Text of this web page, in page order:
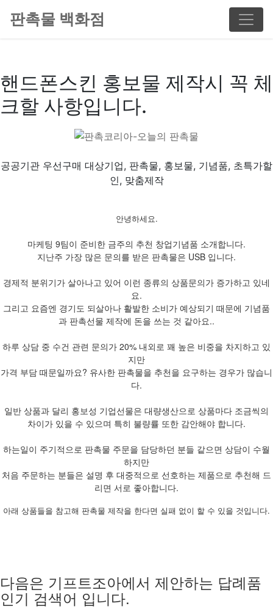
판촉물 백화점
핸드폰스킨 홍보물 제작시 꼭 체
크할 사항입니다.
공공기관 우선구매 대상기업, 판촉물, 홍보물, 기념품, 초특가할
인, 맞춤제작
안녕하세요.
마케팅 9팀이 준비한 금주의 추천 창업기념품 소개합니다.
지난주 가장 많은 문의를 받은 판촉물은 USB 입니다.
경제적 분위기가 살아나고 있어 이런 종류의 상품문의가 증가하고 있네
요.
그리고 요즘엔 경기도 되살아나 활발한 소비가 예상되기 때문에 기념품
과 판촉선물 제작에 돈을 쓰는 것 같아요..
하루 상담 중 수건 관련 문의가 20% 내외로 꽤 높은 비중을 차지하고 있
지만
가격 부담 때문일까요? 유사한 판촉물을 추천을 요구하는 경우가 많습니
다.
일반 상품과 달리 홍보성 기업선물은 대량생산으로 상품마다 조금씩의
차이가 있을 수 있으며 특히 불량률 또한 감안해야 합니다.
하는일이 주기적으로 판촉물 주문을 담당하던 분들 같으면 상담이 수월
하지만
처음 주문하는 분들은 설명 후 대중적으로 선호하는 제품으로 추천해 드
리면 서로 좋아합니다.
아래 상품들을 참고해 판촉물 제작을 한다면 실패 없이 할 수 있을 것입니다.
다음은 기프트조아에서 제안하는 답례품
인기 검색어 입니다.